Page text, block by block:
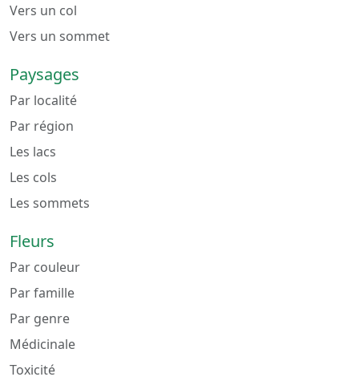
Vers un col
Vers un sommet
Paysages
Par localité
Par région
Les lacs
Les cols
Les sommets
Fleurs
Par couleur
Par famille
Par genre
Médicinale
Toxicité